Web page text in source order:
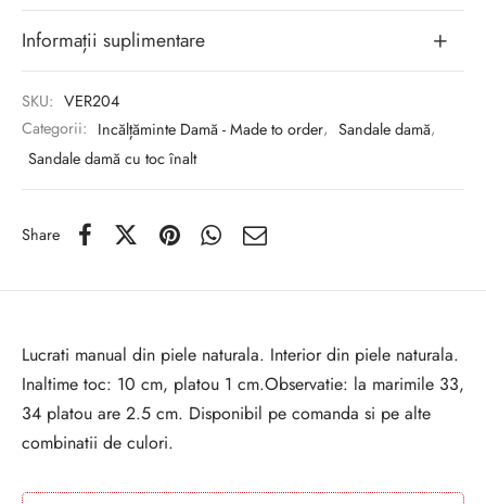
Informații suplimentare
SKU: VER204
Categorii: Incălțăminte Damă - Made to order, Sandale damă,
Sandale damă cu toc înalt
Share
Lucrati manual din piele naturala. Interior din piele naturala.
Inaltime toc: 10 cm, platou 1 cm.Observatie: la marimile 33,
34 platou are 2.5 cm. Disponibil pe comanda si pe alte
combinatii de culori.